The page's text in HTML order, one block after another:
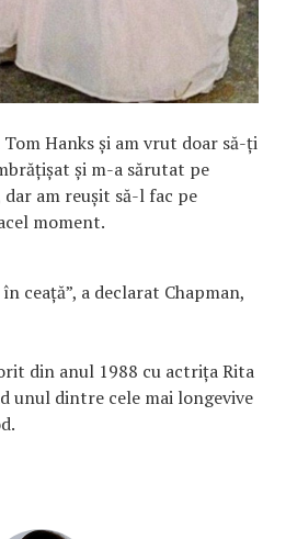
Hanks și am vrut doar să-ți
și m-a sărutat pe
am reușit să-l fac pe
moment.
ceață”, a declarat Chapman,
din anul 1988 cu actrița Rita
unul dintre cele mai longevive